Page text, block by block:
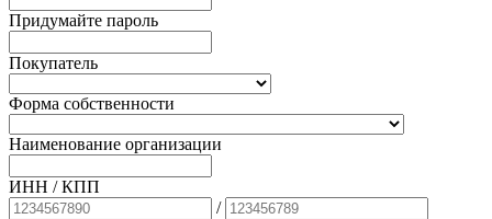
Придумайте пароль
Покупатель
Форма собственности
Наименование организации
ИНН / КПП
/